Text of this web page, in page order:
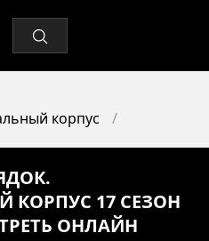
корпус
КОРПУС 17 СЕЗОН
ОНЛАЙН